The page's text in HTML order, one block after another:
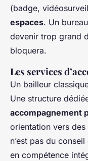
(badge,
espaces. Un
devenir trop grand
bloquera.
Les services
Un bailleur
Une structure
accompagnement
orientation vers
n’est pas du
en compétence